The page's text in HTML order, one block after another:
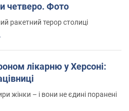
четверо. Фото
ракетний терор столиці
лікарню у Херсоні:
жінки – і вони не єдині поранені